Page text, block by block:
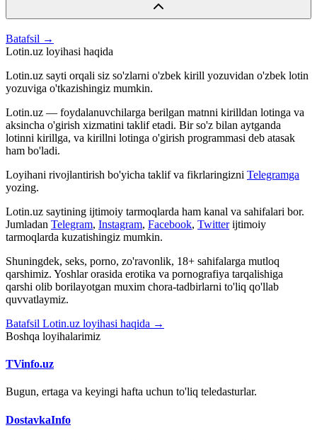
Batafsil →
Lotin.uz loyihasi haqida
Lotin.uz sayti orqali siz so'zlarni o'zbek kirill yozuvidan o'zbek lotin
yozuviga o'tkazishingiz mumkin.
Lotin.uz — foydalanuvchilarga berilgan matnni kirilldan lotinga va
aksincha o'girish xizmatini taklif etadi. Bir so'z bilan aytganda
lotinni kirillga, va kirillni lotinga o'girish programmasi deb atasak
ham bo'ladi.
Loyihani rivojlantirish bo'yicha taklif va fikrlaringizni Telegramga
yozing.
Lotin.uz saytining ijtimoiy tarmoqlarda ham kanal va sahifalari bor.
Jumladan Telegram, Instagram, Facebook, Twitter ijtimoiy
tarmoqlarda kuzatishingiz mumkin.
Shuningdek, seks, porno, zo'ravonlik, 18+ sahifalarga mutloq
qarshimiz. Yoshlar orasida erotika va pornografiya tarqalishiga
qarshi olib borilayotgan muxim chora-tadbirlarni to'liq qo'llab
quvvatlaymiz.
Batafsil Lotin.uz loyihasi haqida →
Boshqa loyihalarimiz
TVinfo.uz
Bugun, ertaga va keyingi hafta uchun to'liq teledasturlar.
DostavkaInfo